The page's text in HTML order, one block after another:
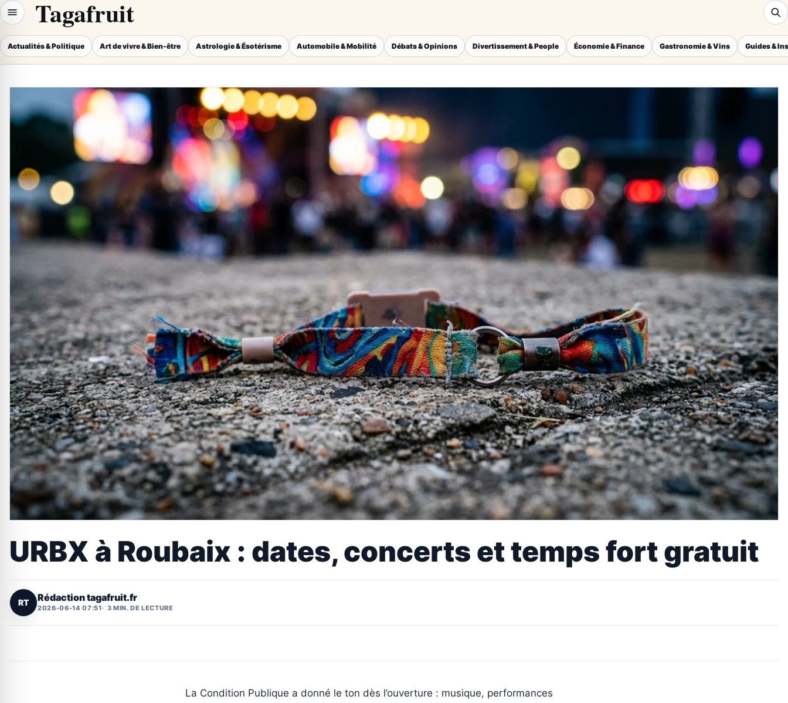
Tagafruit
Actualités & Politique Art de vivre & Bien-être Astrologie & Ésotérisme Automobile & Mobilité Débats & Opinions Divertissement & People Économie & Finance Gastronomie & Vins Guides &
URBX à Roubaix : dates, concerts et temps fort gratuit
RT Rédaction tagafruit.fr
2026-06-14 07:51 3 MIN. DE LECTURE
La Condition Publique a donné le ton dès l’ouverture : musique, performances